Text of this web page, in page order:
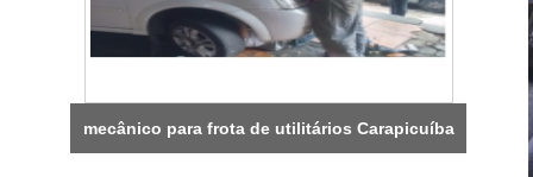
mecânico para frota de utilitários Carapicuíba